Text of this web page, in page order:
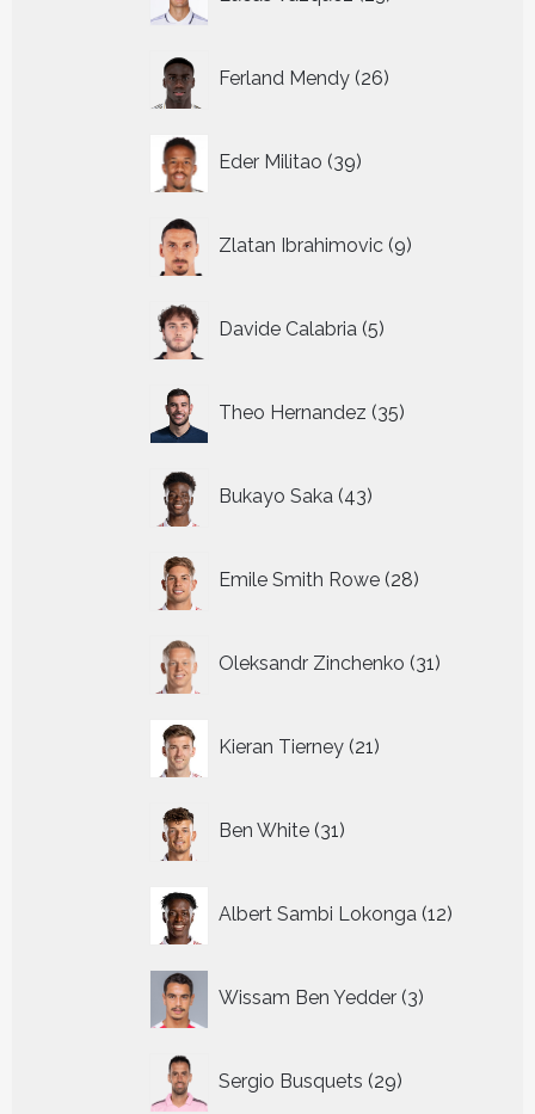
producten
Ferland Mendy 26
producten
Eder Militao 39
producten
Zlatan Ibrahimovic 9
producten
Davide Calabria 5
producten
Theo Hernandez 35
producten
Bukayo Saka 43
producten
Emile Smith Rowe 28
producten
Oleksandr Zinchenko 31
producten
Kieran Tierney 21
producten
Ben White 31
producten
Albert Sambi Lokonga 12
Wissam Ben Yedder 3
producten
Sergio Busquets 29
producten